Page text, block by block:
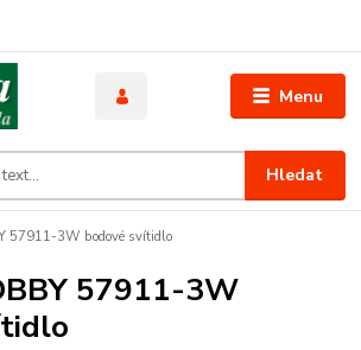
Menu
Hledat
57911-3W bodové svítidlo
57911-3W